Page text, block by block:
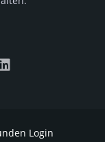
Login